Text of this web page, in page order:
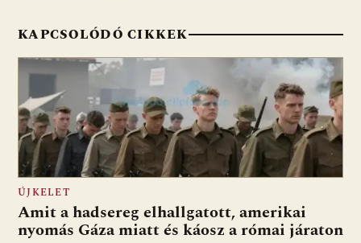
KAPCSOLÓDÓ CIKKEK
ÚJKELET
Amit a hadsereg elhallgatott, amerikai
nyomás Gáza miatt és káosz a római járaton